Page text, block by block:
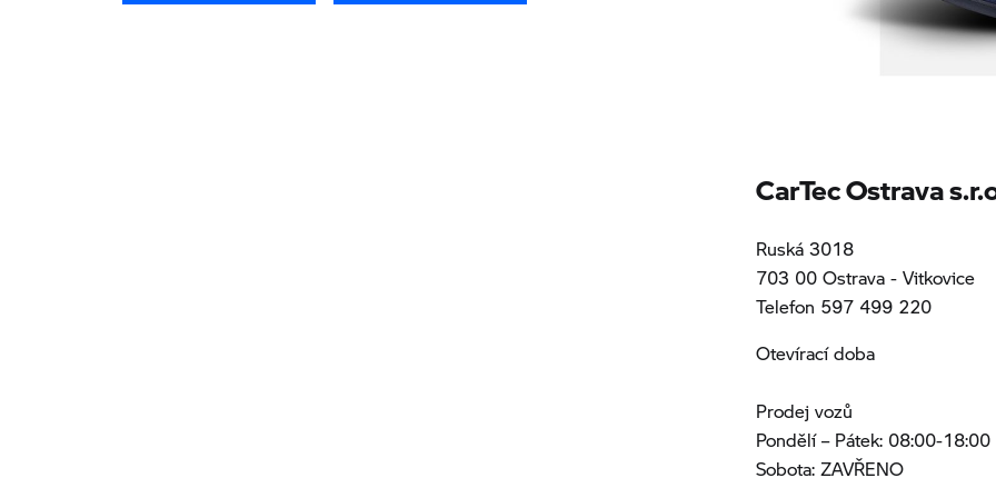
CarTec Ostrava
Ruská 3018
703 00 Ostrava - Vitkovice
Telefon 597 499 220
Otevírací doba
Prodej vozů
Pondělí – Pátek: 08:00-18:00
Sobota: ZAVŘENO